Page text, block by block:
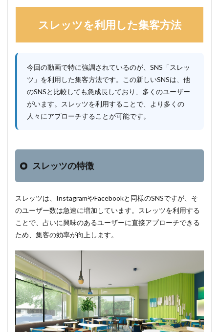
スレッツを利用した集客方法
今回の動画で特に強調されているのが、SNS「スレッ
ツ」を利用した集客方法です。この新しいSNSは、他
のSNSと比較しても急成長しており、多くのユーザー
がいます。スレッツを利用することで、より多くの
人々にアプローチすることが可能です。
スレッツの特徴
スレッツは、InstagramやFacebookと同様のSNSですが、そ
のユーザー数は急速に増加しています。スレッツを利用する
ことで、占いに興味のあるユーザーに直接アプローチできる
ため、集客の効率が向上します。